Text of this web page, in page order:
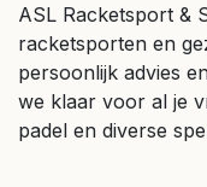
ASL Racketsport &
racketsporten en
persoonlijk advies
we klaar voor al je
padel en diverse